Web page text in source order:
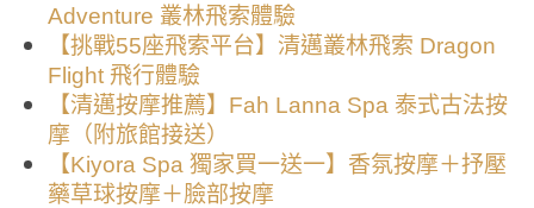
Adventure 叢林飛索體驗
【挑戰55座飛索平台】清邁叢林飛索 Dragon
Flight 飛行體驗
【清邁按摩推薦】Fah Lanna Spa 泰式古法按
摩（附旅館接送）
【Kiyora Spa 獨家買一送一】香氛按摩＋抒壓
藥草球按摩＋臉部按摩